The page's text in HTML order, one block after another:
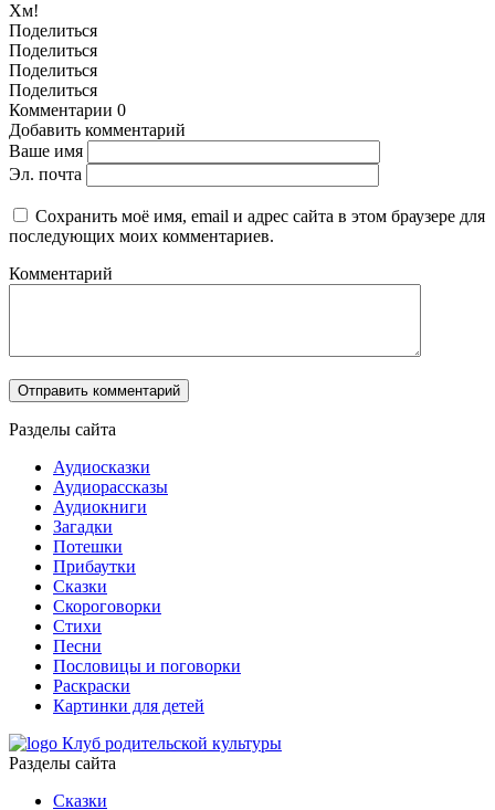
Хм!
Поделиться
Поделиться
Поделиться
Поделиться
Комментарии 0
Добавить комментарий
Ваше имя
Эл. почта
Сохранить моё имя, email и адрес сайта в этом браузере для
последующих моих комментариев.
Комментарий
Разделы сайта
Аудиосказки
Аудиорассказы
Аудиокниги
Загадки
Потешки
Прибаутки
Сказки
Скороговорки
Стихи
Песни
Пословицы и поговорки
Раскраски
Картинки для детей
Клуб родительской культуры
Разделы сайта
Сказки